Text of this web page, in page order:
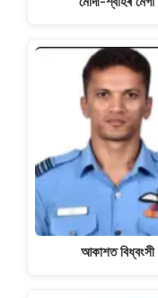
আকাশত বিধ্বংসী